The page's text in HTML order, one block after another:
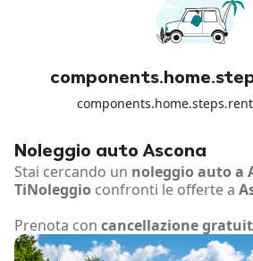
Noleggio auto Ascona
Stai cercando un noleggio auto a
TiNoleggio confronti le offerte a
Prenota con cancellazione